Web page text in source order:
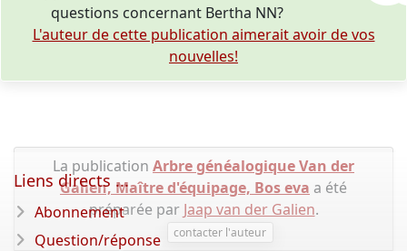
questions concernant Bertha NN?
L'auteur de cette publication aimerait avoir de vos
nouvelles!
La publication Arbre généalogique Van der
Galien, Maître d'équipage, Bos eva a été
préparée par Jaap van der Galien.
contacter l'auteur
Liens directs ...
Abonnement
Question/réponse